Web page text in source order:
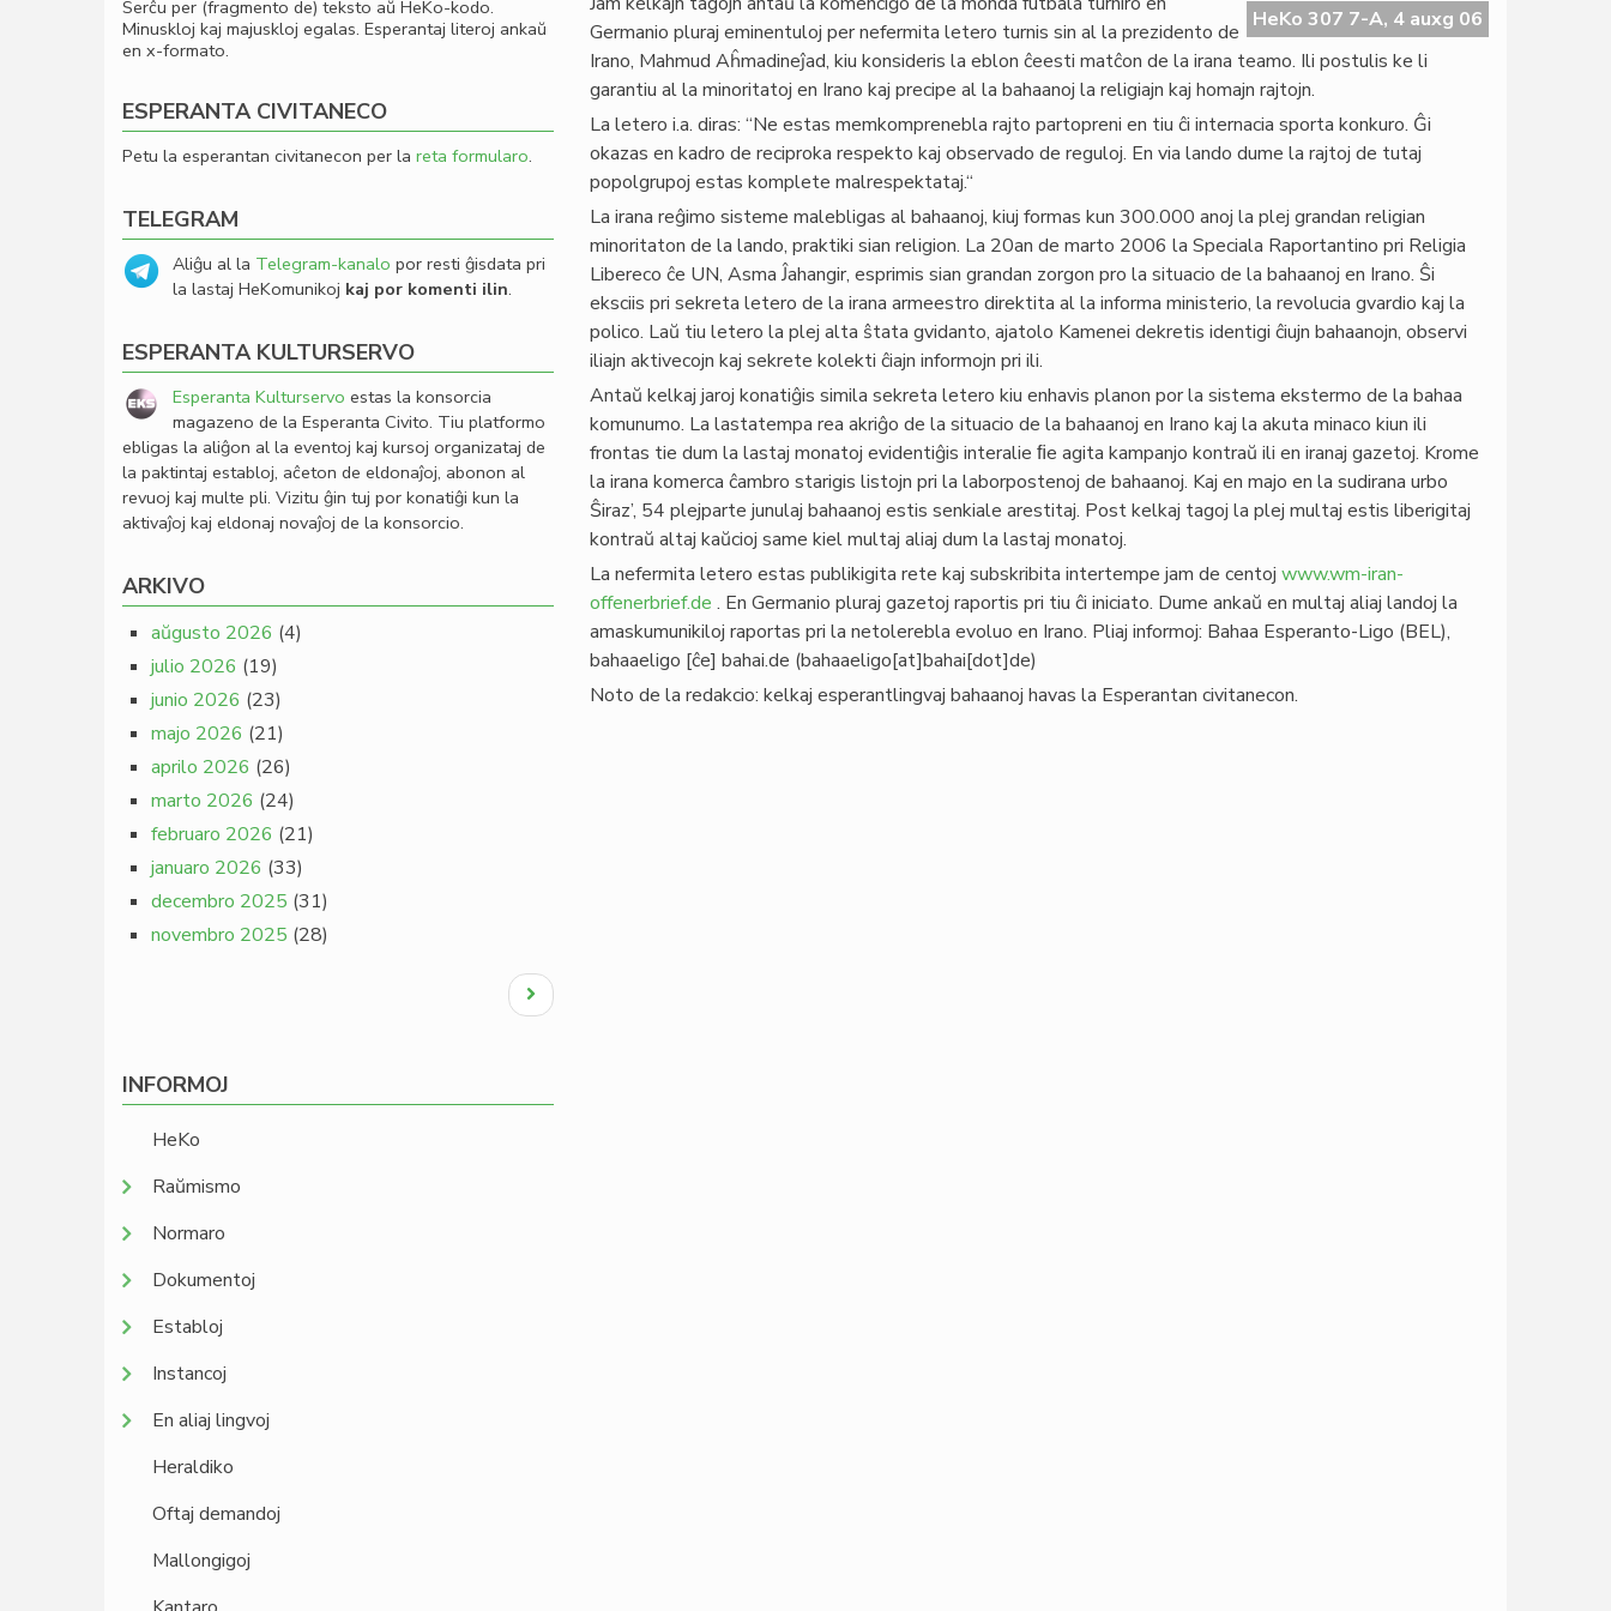
HeKo 307 7-A, 4 auxg 06
Germanio pluraj eminentuloj per nefermita letero turnis sin al la prezidento de
Irano, Mahmud Aĥmadineĵad, kiu konsideris la eblon ĉeesti matĉon de la irana teamo. Ili postulis ke li
garantiu al la minoritatoj en Irano kaj precipe al la bahaanoj la religiajn kaj homajn rajtojn.
La letero i.a. diras: “Ne estas memkomprenebla rajto partopreni en tiu ĉi internacia sporta konkuro. Ĝi
okazas en kadro de reciproka respekto kaj observado de reguloj. En via lando dume la rajtoj de tutaj
popolgrupoj estas komplete malrespektataj.“
La irana reĝimo sisteme malebligas al bahaanoj, kiuj formas kun 300.000 anoj la plej grandan religian
minoritaton de la lando, praktiki sian religion. La 20an de marto 2006 la Speciala Raportantino pri Religia
Libereco ĉe UN, Asma Ĵahangir, esprimis sian grandan zorgon pro la situacio de la bahaanoj en Irano. Ŝi
eksciis pri sekreta letero de la irana armeestro direktita al la informa ministerio, la revolucia gvardio kaj la
polico. Laŭ tiu letero la plej alta ŝtata gvidanto, ajatolo Kamenei dekretis identigi ĉiujn bahaanojn, observi
iliajn aktivecojn kaj sekrete kolekti ĉiajn informojn pri ili.
Antaŭ kelkaj jaroj konatiĝis simila sekreta letero kiu enhavis planon por la sistema ekstermo de la bahaa
komunumo. La lastatempa rea akriĝo de la situacio de la bahaanoj en Irano kaj la akuta minaco kiun ili
frontas tie dum la lastaj monatoj evidentiĝis interalie ﬁe agita kampanjo kontraŭ ili en iranaj gazetoj. Krome
la irana komerca ĉambro starigis listojn pri la laborpostenoj de bahaanoj. Kaj en majo en la sudirana urbo
Ŝiraz’, 54 plejparte junulaj bahaanoj estis senkiale arestitaj. Post kelkaj tagoj la plej multaj estis liberigitaj
kontraŭ altaj kaŭcioj same kiel multaj aliaj dum la lastaj monatoj.
La nefermita letero estas publikigita rete kaj subskribita intertempe jam de centoj www.wm-iran-
offenerbrief.de . En Germanio pluraj gazetoj raportis pri tiu ĉi iniciato. Dume ankaŭ en multaj aliaj landoj la
amaskumunikiloj raportas pri la netolerebla evoluo en Irano. Pliaj informoj: Bahaa Esperanto-Ligo (BEL),
bahaaeligo [ĉe] bahai.de (bahaaeligo[at]bahai[dot]de)
Noto de la redakcio: kelkaj esperantlingvaj bahaanoj havas la Esperantan civitanecon.
Serĉu per (fragmento de) teksto aŭ HeKo-kodo.
Minuskloj kaj majuskloj egalas. Esperantaj literoj ankaŭ
en x-formato.
ESPERANTA CIVITANECO
Petu la esperantan civitanecon per la reta formularo.
TELEGRAM
Aliĝu al la Telegram-kanalo por resti ĝisdata pri
la lastaj HeKomunikoj kaj por komenti ilin.
ESPERANTA KULTURSERVO
Esperanta Kulturservo estas la konsorcia
magazeno de la Esperanta Civito. Tiu platformo
ebligas la aliĝon al la eventoj kaj kursoj organizataj de
la paktintaj establoj, aĉeton de eldonaĵoj, abonon al
revuoj kaj multe pli. Vizitu ĝin tuj por konatiĝi kun la
aktivaĵoj kaj eldonaj novaĵoj de la konsorcio.
ARKIVO
aŭgusto 2026 (4)
julio 2026 (19)
junio 2026 (23)
majo 2026 (21)
aprilo 2026 (26)
marto 2026 (24)
februaro 2026 (21)
januaro 2026 (33)
decembro 2025 (31)
novembro 2025 (28)
Next
page
INFORMOJ
HeKo
Raŭmismo
Normaro
Dokumentoj
Establoj
Instancoj
En aliaj lingvoj
Heraldiko
Oftaj demandoj
Mallongigoj